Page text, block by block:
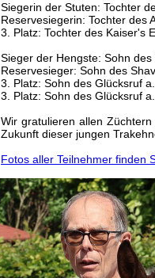
Siegerin der Stuten: Tochter
Reservesiegerin: Tochter des
3. Platz: Tochter des Kaiser's
Sieger der Hengste: Sohn
Reservesieger: Sohn des
3. Platz: Sohn des Glücksruf
3. Platz: Sohn des Glücksruf
Wir gratulieren allen
Zukunft dieser jungen
Fotos aller Teilnehmer finden